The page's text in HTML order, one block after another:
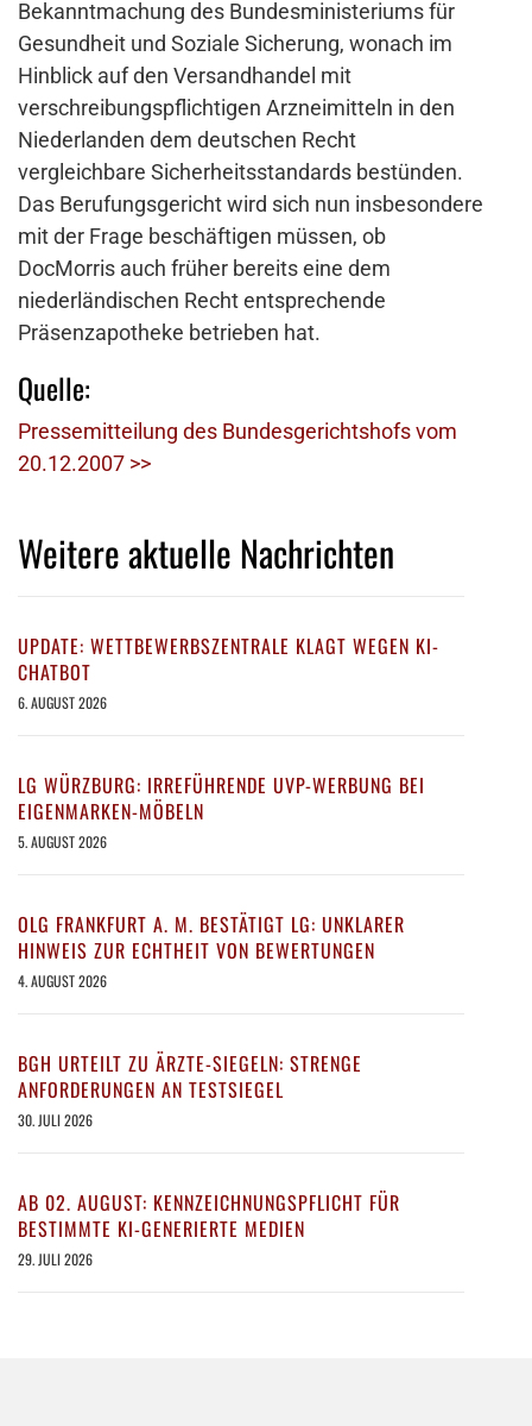
Bekanntmachung des Bundesministeriums für
Gesundheit und Soziale Sicherung, wonach im
Hinblick auf den Versandhandel mit
verschreibungspflichtigen Arzneimitteln in den
Niederlanden dem deutschen Recht
vergleichbare Sicherheitsstandards bestünden.
Das Berufungsgericht wird sich nun insbesondere
mit der Frage beschäftigen müssen, ob
DocMorris auch früher bereits eine dem
niederländischen Recht entsprechende
Präsenzapotheke betrieben hat.
Quelle:
Pressemitteilung des Bundesgerichtshofs vom
20.12.2007 >>
Weitere aktuelle Nachrichten
UPDATE: WETTBEWERBSZENTRALE KLAGT WEGEN KI-
CHATBOT
6. AUGUST 2026
LG WÜRZBURG: IRREFÜHRENDE UVP-WERBUNG BEI
EIGENMARKEN-MÖBELN
5. AUGUST 2026
OLG FRANKFURT A. M. BESTÄTIGT LG: UNKLARER
HINWEIS ZUR ECHTHEIT VON BEWERTUNGEN
4. AUGUST 2026
BGH URTEILT ZU ÄRZTE-SIEGELN: STRENGE
ANFORDERUNGEN AN TESTSIEGEL
30. JULI 2026
AB 02. AUGUST: KENNZEICHNUNGSPFLICHT FÜR
BESTIMMTE KI-GENERIERTE MEDIEN
29. JULI 2026